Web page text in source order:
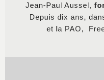
Jean-Paul Aussel,
Depuis dix ans,
et la PAO,